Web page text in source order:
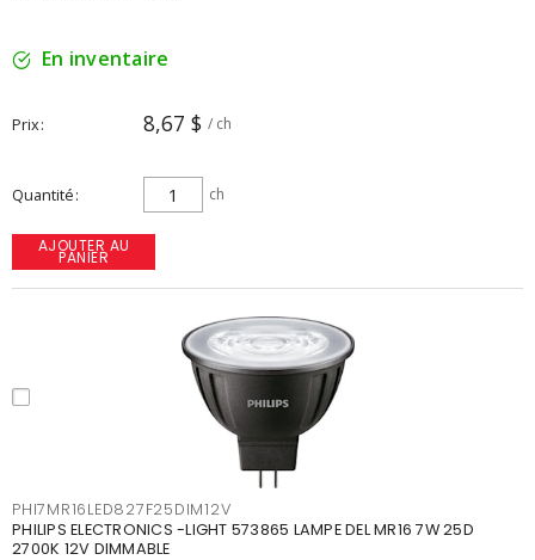
En inventaire
Prix 8,67 $ / ch
Quantité ch
AJOUTER AU
PANIER
PHI7MR16LED827F25DIM12V
PHILIPS ELECTRONICS -LIGHT 573865 LAMPE DEL MR16 7W 25D
2700K 12V DIMMABLE